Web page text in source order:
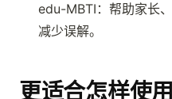
edu-MBTI：帮助家长
减少误解。
更适合怎样使用